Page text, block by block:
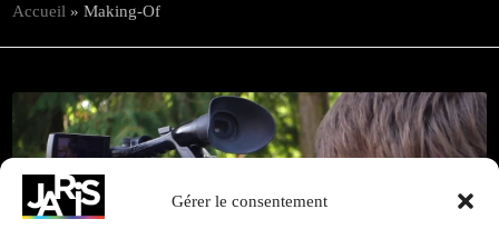
Gérer le consentement
Accueil »Making-Of
Promotion
Retour à
Cliquez pour accepter les cookies marketing et